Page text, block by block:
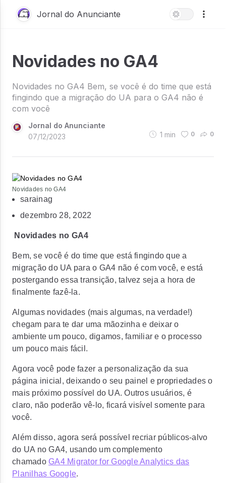
Jornal do Anunciante
Novidades no GA4
Novidades no GA4 Bem, se você é do time que está
fingindo que a migração do UA para o GA4 não é
com você
Jornal do Anunciante
07/12/2023
1 min 0 0
Novidades no GA4
sarainag
dezembro 28, 2022
Novidades no GA4
Bem, se você é do time que está fingindo que a
migração do UA para o GA4 não é com você, e está
postergando essa transição, talvez seja a hora de
finalmente fazê-la.
Algumas novidades (mais algumas, na verdade!)
chegam para te dar uma mãozinha e deixar o
ambiente um pouco, digamos, familiar e o processo
um pouco mais fácil.
Agora você pode fazer a personalização da sua
página inicial, deixando o seu painel e propriedades o
mais próximo possível do UA. Outros usuários, é
claro, não poderão vê-lo, ficará visível somente para
você.
Além disso, agora será possível recriar públicos-alvo
do UA no GA4, usando um complemento
chamado GA4 Migrator for Google Analytics das
Planilhas Google.